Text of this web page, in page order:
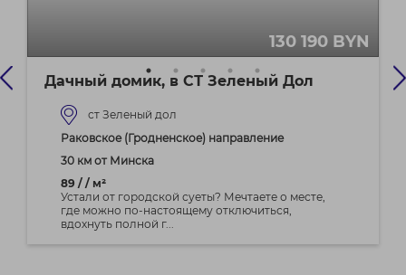
130 190 BYN
Дачный домик, в СТ Зеленый Дол
ст Зеленый дол
Раковское (Гродненское) направление
30 км от Минска
89 / / м²
Устали от городской суеты? Мечтаете о месте,
где можно по-настоящему отключиться,
вдохнуть полной г...